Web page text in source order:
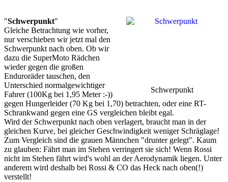
Schwerpunkt
"Schwerpunkt"
Gleiche Betrachtung wie vorher,
nur verschieben wir jetzt mal den
Schwerpunkt nach oben. Ob wir
dazu die SuperMoto Rädchen
wieder gegen die großen
Enduroräder tauschen, den
Unterschied normalgewichtiger
Fahrer (100Kg bei 1,95 Meter :-))
gegen Hungerleider (70 Kg bei 1,70) betrachten, oder eine RT-
Schrankwand gegen eine GS vergleichen bleibt egal.
Wird der Schwerpunkt nach oben verlagert, braucht man in der
gleichen Kurve, bei gleicher Geschwindigkeit weniger Schräglage!
Zum Vergleich sind die grauen Männchen "drunter gelegt". Kaum
zu glauben: Fährt man im Stehen verringert sie sich! Wenn Rossi
nicht im Stehen fährt wird's wohl an der Aerodynamik liegen. Unter
anderem wird deshalb bei Rossi & CO das Heck nach oben(!)
verstellt!